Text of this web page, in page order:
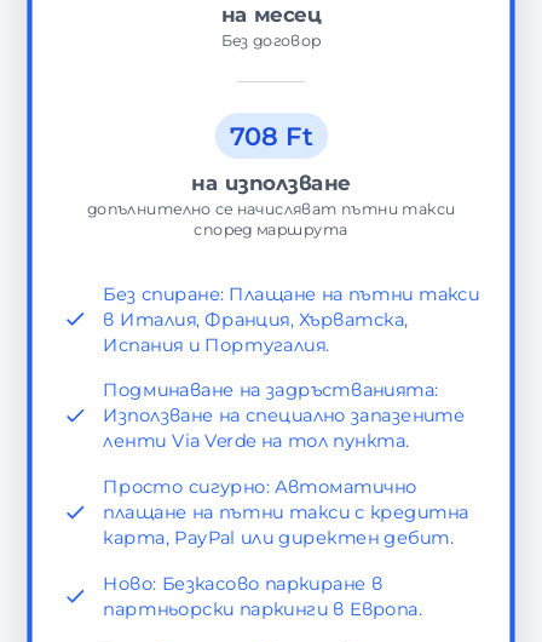
на месец
Без договор
708 Ft
на използване
допълнително се начисляват пътни такси
според маршрута
Без спиране: Плащане на пътни такси
в Италия, Франция, Хърватска,
Испания и Португалия.
Подминаване на задръстванията:
Използване на специално запазените
ленти Via Verde на тол пункта.
Просто сигурно: Автоматично
плащане на пътни такси с кредитна
карта, PayPal или директен дебит.
Ново: Безкасово паркиране в
партньорски паркинги в Европа.